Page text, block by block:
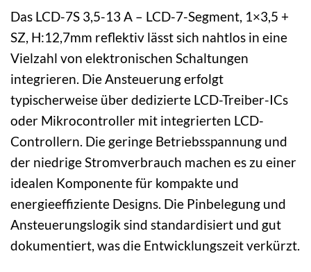
Das LCD-7S 3,5-13 A – LCD-7-Segment, 1×3,5 +
SZ, H:12,7mm reflektiv lässt sich nahtlos in eine
Vielzahl von elektronischen Schaltungen
integrieren. Die Ansteuerung erfolgt
typischerweise über dedizierte LCD-Treiber-ICs
oder Mikrocontroller mit integrierten LCD-
Controllern. Die geringe Betriebsspannung und
der niedrige Stromverbrauch machen es zu einer
idealen Komponente für kompakte und
energieeffiziente Designs. Die Pinbelegung und
Ansteuerungslogik sind standardisiert und gut
dokumentiert, was die Entwicklungszeit verkürzt.